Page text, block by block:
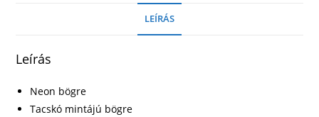
LEÍRÁS
Leírás
Neon bögre
Tacskó mintájú bögre